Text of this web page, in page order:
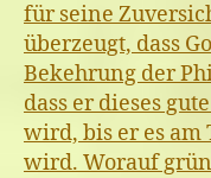
für seine
überzeugt, dass
Bekehrung der
dass er dieses
wird, bis er es am
wird. Worauf